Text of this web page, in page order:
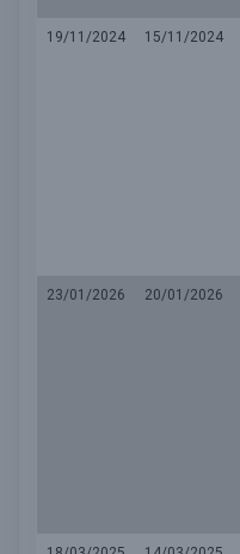
19/11/2024
15/11/2024
23/01/2026
20/01/2026